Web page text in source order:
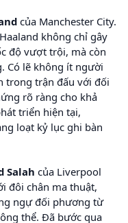
của Manchester City.
không chỉ gây
độ vượt trội, mà còn
Có lẽ không ít người
trong trận đấu với đối
rõ ràng cho khả
triển hiện tại,
loạt kỷ lục ghi bàn
Salah của Liverpool
đôi chân ma thuật,
ngự đối phương từ
thể. Đã bước qua